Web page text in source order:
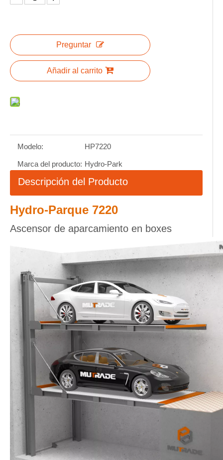
Preguntar
Añadir al carrito
Modelo: HP7220
Marca del producto: Hydro-Park
Descripción del Producto
Hydro-Parque 7220
Ascensor de aparcamiento en boxes